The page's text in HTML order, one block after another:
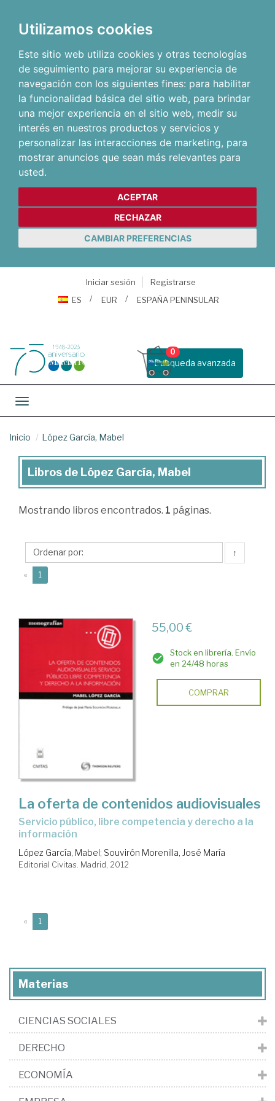
Utilizamos cookies
Este sitio web utiliza cookies y otras tecnologías
de seguimiento para mejorar su experiencia de
navegación con los siguientes fines: para habilitar
la funcionalidad básica del sitio web, para brindar
una mejor experiencia en el sitio web, medir su
interés en nuestros productos y servicios y
personalizar las interacciones de marketing, para
mostrar anuncios que sean más relevantes para
usted.
ACEPTAR
RECHAZAR
CAMBIAR PREFERENCIAS
Iniciar sesión
Registrarse
ES
EUR ESPAÑA PENINSULAR
Busqueda avanzada
0
Toggle navigation
Inicio López García, Mabel
Libros
López
Mabel
Libros de López García, Mabel
Mostrando libros encontrados. 1 páginas.
↑
« 1
55,00 €
Stock en librería. Envío
en 24/48 horas
COMPRAR
La oferta de contenidos audiovisuales
servicio público, libre competencia y derecho a la
información
López García, Mabel; Souvirón Morenilla, José María
Editorial Civitas. Madrid, 2012
« 1
Materias
CIENCIAS SOCIALES
DERECHO
ECONOMÍA